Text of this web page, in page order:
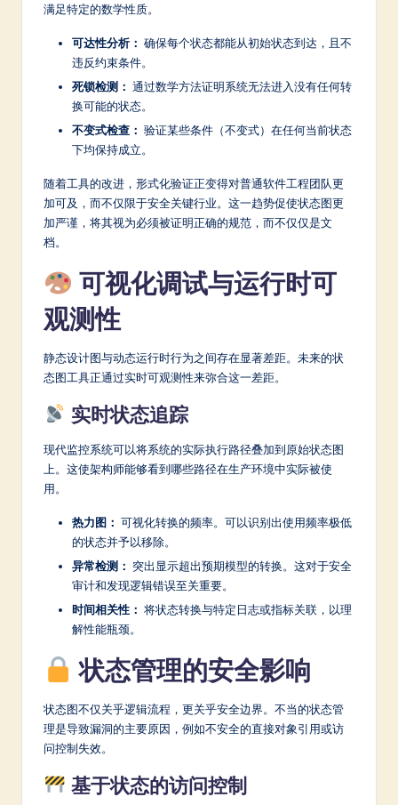
满足特定的数学性质。
可达性分析： 确保每个状态都能从初始状态到达，且不
违反约束条件。
死锁检测： 通过数学方法证明系统无法进入没有任何转
换可能的状态。
不变式检查： 验证某些条件（不变式）在任何当前状态
下均保持成立。
随着工具的改进，形式化验证正变得对普通软件工程团队更
加可及，而不仅限于安全关键行业。这一趋势促使状态图更
加严谨，将其视为必须被证明正确的规范，而不仅仅是文
档。
可视化调试与运行时可
观测性
静态设计图与动态运行时行为之间存在显著差距。未来的状
态图工具正通过实时可观测性来弥合这一差距。
实时状态追踪
现代监控系统可以将系统的实际执行路径叠加到原始状态图
上。这使架构师能够看到哪些路径在生产环境中实际被使
用。
热力图： 可视化转换的频率。可以识别出使用频率极低
的状态并予以移除。
异常检测： 突出显示超出预期模型的转换。这对于安全
审计和发现逻辑错误至关重要。
时间相关性： 将状态转换与特定日志或指标关联，以理
解性能瓶颈。
状态管理的安全影响
状态图不仅关乎逻辑流程，更关乎安全边界。不当的状态管
理是导致漏洞的主要原因，例如不安全的直接对象引用或访
问控制失效。
基于状态的访问控制